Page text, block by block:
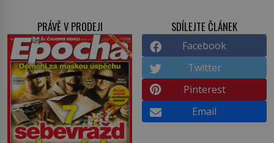
PRÁVĚ V PRODEJI SDÍLEJTE ČLÁNEK
Facebook
Twitter
Pinterest
Email